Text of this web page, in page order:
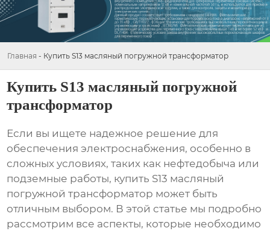
Главная - Купить S13 масляный погружной трансформатор
Купить S13 масляный погружной
трансформатор
Если вы ищете надежное решение для
обеспечения электроснабжения, особенно в
сложных условиях, таких как нефтедобыча или
подземные работы, купить S13 масляный
погружной трансформатор может быть
отличным выбором. В этой статье мы подробно
рассмотрим все аспекты, которые необходимо